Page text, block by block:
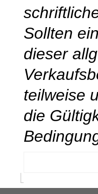
Sollten
dieser
teilweise
die